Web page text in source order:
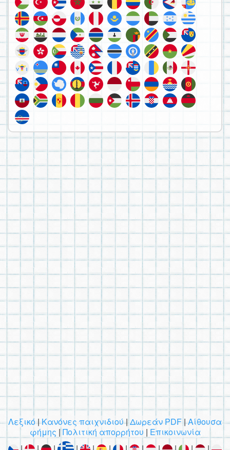
Λεξικό|Κανόνες παιχνιδιού| Δωρεάν PDF|Αίθουσα
φήμης | Πολιτική απορρήτου | Επικοινωνία